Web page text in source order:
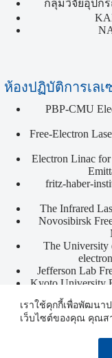
เราใช้คุกกี้เพื่อพัฒนา
เว็บไซต์ของคุณ คุณส
กลุ่มวิจัยอุปก
ห้องปฏิบัติการเล
PBP-CMU
Free-Electron
Electron Linac
fritz-haber-
The Infrared
Novosibirsk
The University
Jefferson Lab
Kyoto University
Copyright © 2026 -